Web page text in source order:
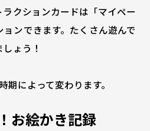
クションカードは「マイペー
ンできます。たくさん遊んで
ょう！
によって変わります。
お絵かき記録